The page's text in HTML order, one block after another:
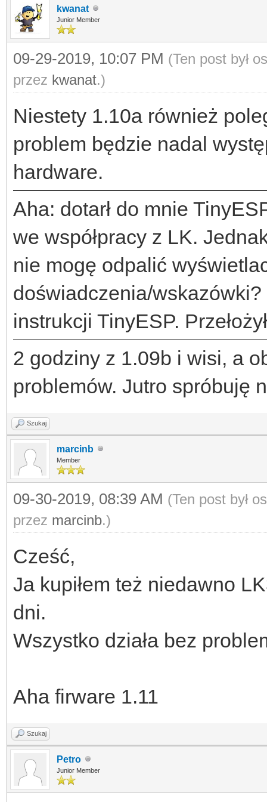
kwanat
Junior Member
09-29-2019, 10:07 PM (Ten post był
przez kwanat.)
Niestety 1.10a również
problem będzie nadal
hardware.
Aha: dotarł do mnie
we współpracy z LK.
nie mogę odpalić
doświadczenia/
instrukcji TinyESP.
2 godziny z 1.09b i wisi, a
problemów. Jutro spróbuję
Szukaj
marcinb
Member
09-30-2019, 08:39 AM (Ten post był
przez marcinb.)
Cześć,
Ja kupiłem też niedawno
dni.
Wszystko działa bez
Aha firware 1.11
Szukaj
Petro
Junior Member